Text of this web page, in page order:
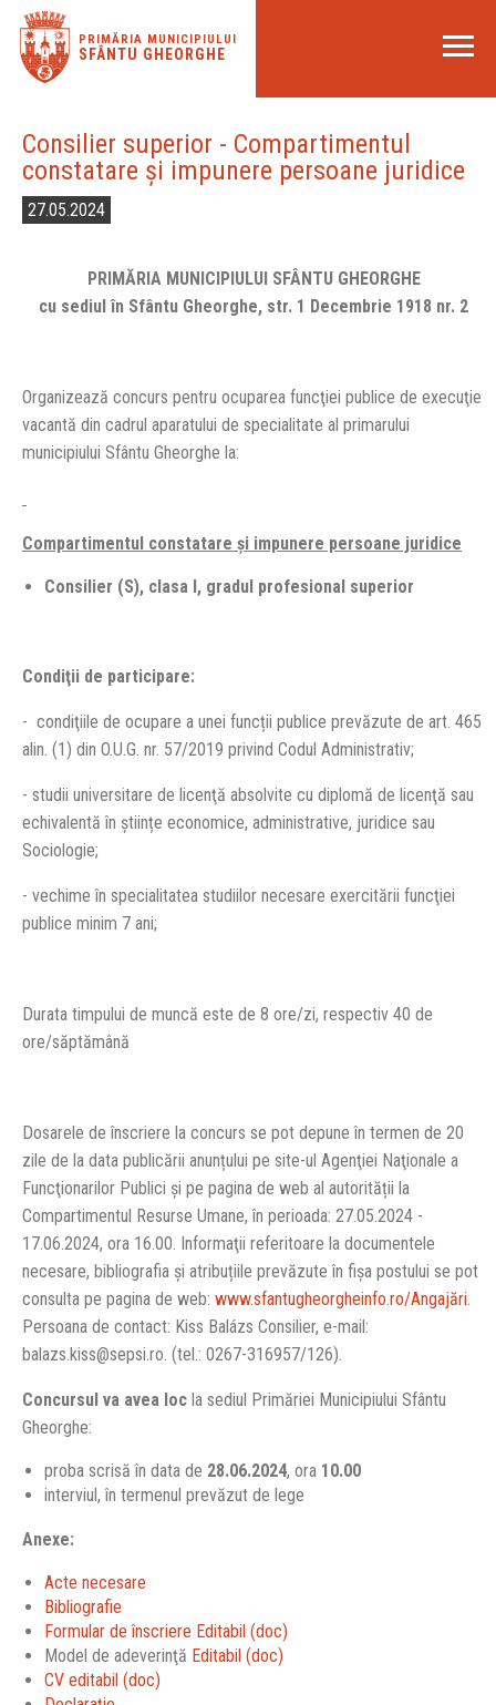
PRIMĂRIA MUNICIPIULUI
SFÂNTU GHEORGHE
Consilier superior - Compartimentul
constatare și impunere persoane juridice
27.05.2024
PRIMĂRIA MUNICIPIULUI SFÂNTU GHEORGHE
cu sediul în Sfântu Gheorghe, str. 1 Decembrie 1918 nr. 2
Organizează concurs pentru ocuparea funcţiei publice de execuţie
vacantă din cadrul aparatului de specialitate al primarului
municipiului Sfântu Gheorghe la:
Compartimentul constatare și impunere persoane juridice
Consilier (S), clasa I, gradul profesional superior
Condiţii de participare:
- condiţiile de ocupare a unei funcții publice prevăzute de art. 465
alin. (1) din O.U.G. nr. 57/2019 privind Codul Administrativ;
- studii universitare de licenţă absolvite cu diplomă de licenţă sau
echivalentă în științe economice, administrative, juridice sau
Sociologie;
- vechime în specialitatea studiilor necesare exercitării funcţiei
publice minim 7 ani;
Durata timpului de muncă este de 8 ore/zi, respectiv 40 de
ore/săptămână
Dosarele de înscriere la concurs se pot depune în termen de 20
zile de la data publicării anunțului pe site-ul Agenţiei Naţionale a
Funcţionarilor Publici și pe pagina de web al autorității la
Compartimentul Resurse Umane, în perioada: 27.05.2024 -
17.06.2024, ora 16.00. Informaţii referitoare la documentele
necesare, bibliografia şi atribuțiile prevăzute în fișa postului se pot
consulta pe pagina de web: www.sfantugheorgheinfo.ro/Angajări.
Persoana de contact: Kiss Balázs Consilier, e-mail:
balazs.kiss@sepsi.ro. (tel.: 0267-316957/126).
Concursul va avea loc la sediul Primăriei Municipiului Sfântu
Gheorghe:
proba scrisă în data de 28.06.2024, ora 10.00
interviul, în termenul prevăzut de lege
Anexe:
Acte necesare
Bibliografie
Formular de înscriere Editabil (doc)
Model de adeverinţă Editabil (doc)
CV editabil (doc)